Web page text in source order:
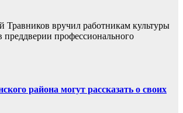
Травников вручил работникам культуры
преддверии профессионального
района могут рассказать о своих